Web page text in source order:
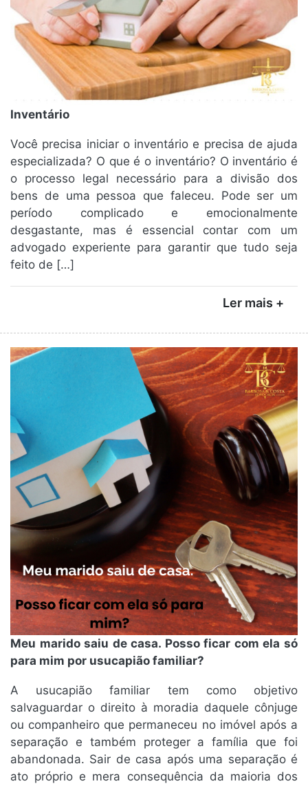
Inventário
Você precisa iniciar o inventário e precisa de ajuda
especializada? O que é o inventário? O inventário é
o processo legal necessário para a divisão dos
bens de uma pessoa que faleceu. Pode ser um
período complicado e emocionalmente
desgastante, mas é essencial contar com um
advogado experiente para garantir que tudo seja
feito de […]
Ler mais +
Meu marido saiu de casa. Posso ficar com ela só
para mim por usucapião familiar?
A usucapião familiar tem como objetivo
salvaguardar o direito à moradia daquele cônjuge
ou companheiro que permaneceu no imóvel após a
separação e também proteger a família que foi
abandonada. Sair de casa após uma separação é
ato próprio e mera consequência da maioria dos